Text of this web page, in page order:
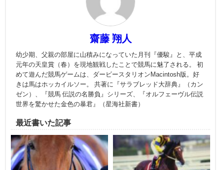
齋藤 翔人
幼少期、父親の部屋に山積みになっていた月刊『優駿』と、平成
元年の天皇賞（春）を現地観戦したことで競馬に魅了される。 初
めて遊んだ競馬ゲームは、ダービースタリオンMacintosh版。好
きは馬はホッカイルソー。 共著に『サラブレッド大辞典』（カン
ゼン）、『競馬 伝説の名勝負』シリーズ、『オルフェーヴル伝説
世界を驚かせた金色の暴君』（星海社新書）
最近書いた記事